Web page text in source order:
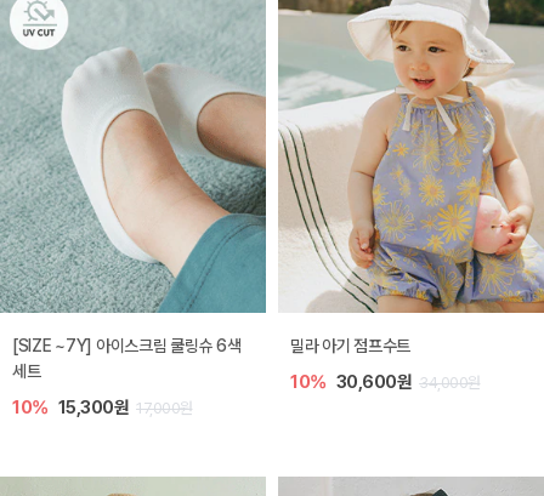
[SIZE ~7Y] 아이스크림 쿨링슈 6색
세트
10% 15,300원 17,000원
밀라 아기 점프수트
10% 30,600원 34,000원